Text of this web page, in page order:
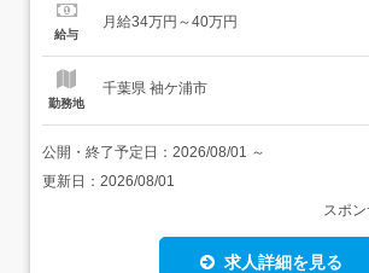
とんどです。昇給あり賞与あり(年2回)回
給与
月給34万円～40万円
勤務地
千葉県 袖ケ浦市
公開・終了予定日： 2026/08/01 ～
更新日： 2026/08/01
スポ
求人詳細を見る